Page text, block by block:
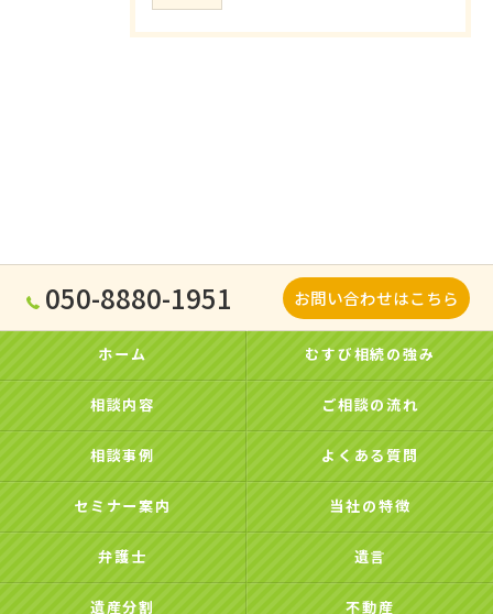
050-8880-1951 お問い合わせはこちら
ホーム むすび相続の強み
相談内容 ご相談の流れ
相談事例 よくある質問
セミナー案内 当社の特徴
弁護士 遺言
遺産分割 不動産